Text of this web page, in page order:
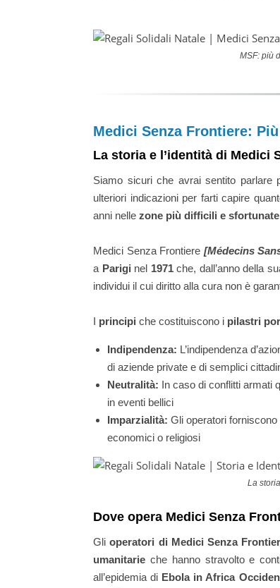
MSF: più
Medici Senza Frontiere:
La storia e l’identità di Medici
Siamo sicuri che avrai sentito parlare
ulteriori indicazioni per farti capire
anni nelle zone più difficili e
Medici Senza Frontiere [Médecins
a Parigi nel 1971che, dall’anno della
individui il cui diritto alla cura non è
I principi che costituiscono i pilastri
Indipendenza: L’indipendenza
di aziende private e di semplici
Neutralità: In caso di conflitti armati
in eventi bellici
Imparzialità: Gli operatori
economici o religiosi
La
Dove opera Medici Senza
Glioperatori di Medici Senza
umanitarie che hanno stravolto e
all’epidemia di Ebola in Africa